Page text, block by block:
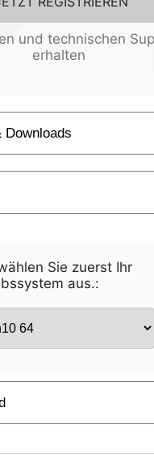
und technischen
erhalten
Sie zuerst Ihr
aus.: